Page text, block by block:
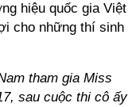
hiệu quốc gia Việt
cho những thí sinh
tham gia Miss
sau cuộc thi cô ấy